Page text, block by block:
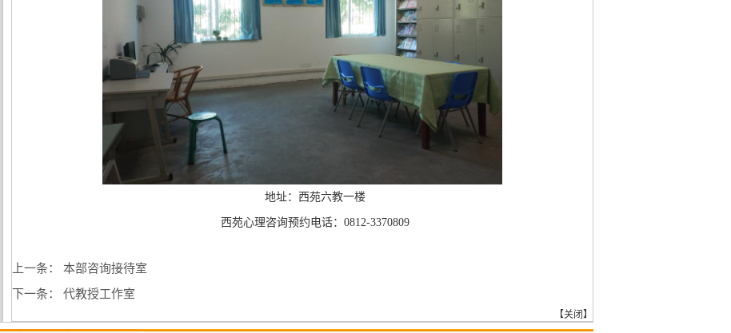
地址： 西苑六教一楼
西苑心理咨询预约电话：0812-3370809
上一条： 本部咨询接待室
下一条： 代教授工作室
【关闭】